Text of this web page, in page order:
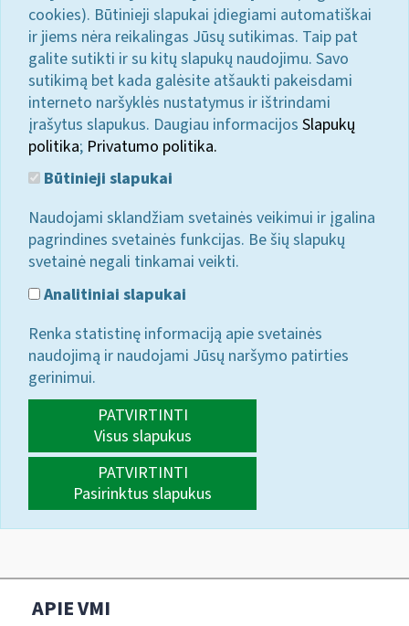
cookies). Būtinieji slapukai įdiegiami automatiškai
ir jiems nėra reikalingas Jūsų sutikimas. Taip pat
galite sutikti ir su kitų slapukų naudojimu. Savo
sutikimą bet kada galėsite atšaukti pakeisdami
interneto naršyklės nustatymus ir ištrindami
įrašytus slapukus. Daugiau informacijos Slapukų
politika; Privatumo politika.
Būtinieji slapukai
Naudojami sklandžiam svetainės veikimui ir įgalina
pagrindines svetainės funkcijas. Be šių slapukų
svetainė negali tinkamai veikti.
Analitiniai slapukai
Renka statistinę informaciją apie svetainės
naudojimą ir naudojami Jūsų naršymo patirties
gerinimui.
PATVIRTINTI
Visus slapukus
PATVIRTINTI
Pasirinktus slapukus
APIE VMI